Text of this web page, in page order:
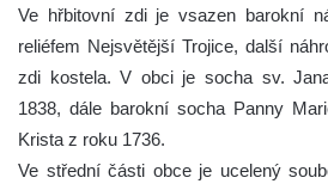
Ve hřbitovní zdi je vsazen barokní
reliéfem Nejsvětější Trojice, další
zdi kostela. V obci je socha sv.
1838, dále barokní socha Panny
Krista z roku 1736.
Ve střední části obce je ucelený